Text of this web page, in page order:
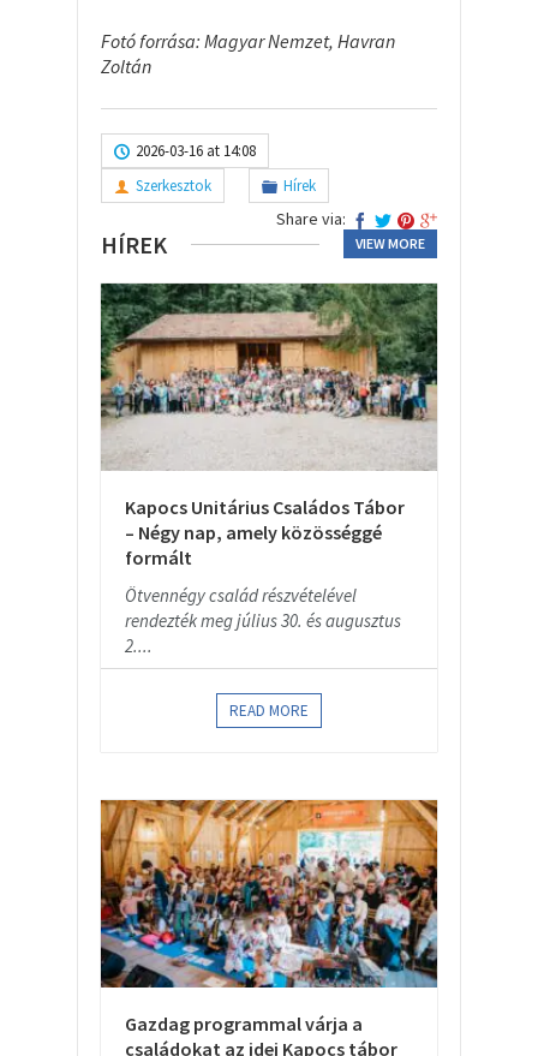
Fotó forrása: Magyar Nemzet, Havran
Zoltán
2026-03-16 at 14:08
Szerkesztok
Hírek
Share via:
HÍREK VIEW MORE
Kapocs Unitárius Családos Tábor
– Négy nap, amely közösséggé
formált
Ötvennégy család részvételével
rendezték meg július 30. és augusztus
2....
READ MORE
Gazdag programmal várja a
családokat az idei Kapocs tábor